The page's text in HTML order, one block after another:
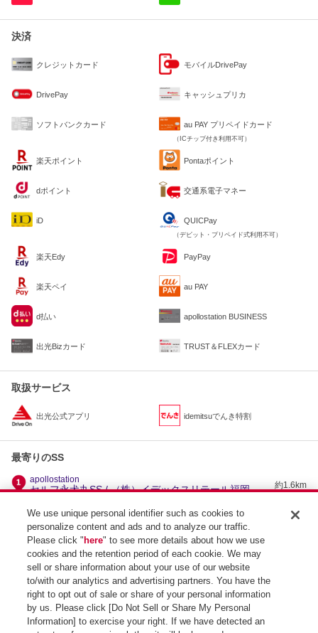
決済
クレジットカード モバイルDrivePay
DrivePay キャッシュプリカ
ソフトバンクカード au PAY プリペイドカード
（ICチップ付き利用不可）
楽天ポイント Pontaポイント
dポイント 交通系電子マネー
iD QUICPay
（デビット・プリペイド式利用不可）
楽天Edy PayPay
楽天ペイ au PAY
d払い apollostation BUSINESS
出光Bizカード TRUST＆FLEXカード
取扱サービス
出光公式アプリ idemitsuでんき特割
最寄りのSS
apollostation
セルフ永犬丸SS / （株）イデックスリテール福岡 約1.6km
apollostation
セルフ竹末SS / 金沢石油（株） 約2.5km
apollostation
穴生SS / 九州米油（株）
apollostation
長津SS / 上野石油（株）
We use unique personal identifier such as cookies to
personalize content and ads and to analyze our traffic.
Please click " here" to see more details about how we use
cookies and the retention period of each cookie. We may
sell or share information about your use of our website
to/with our analytics and advertising partners. You have the
right to opt out of sale or share of your personal information
by us. Please click [Do Not Sell or Share My Personal
Information] to exercise your right. If we have detected an